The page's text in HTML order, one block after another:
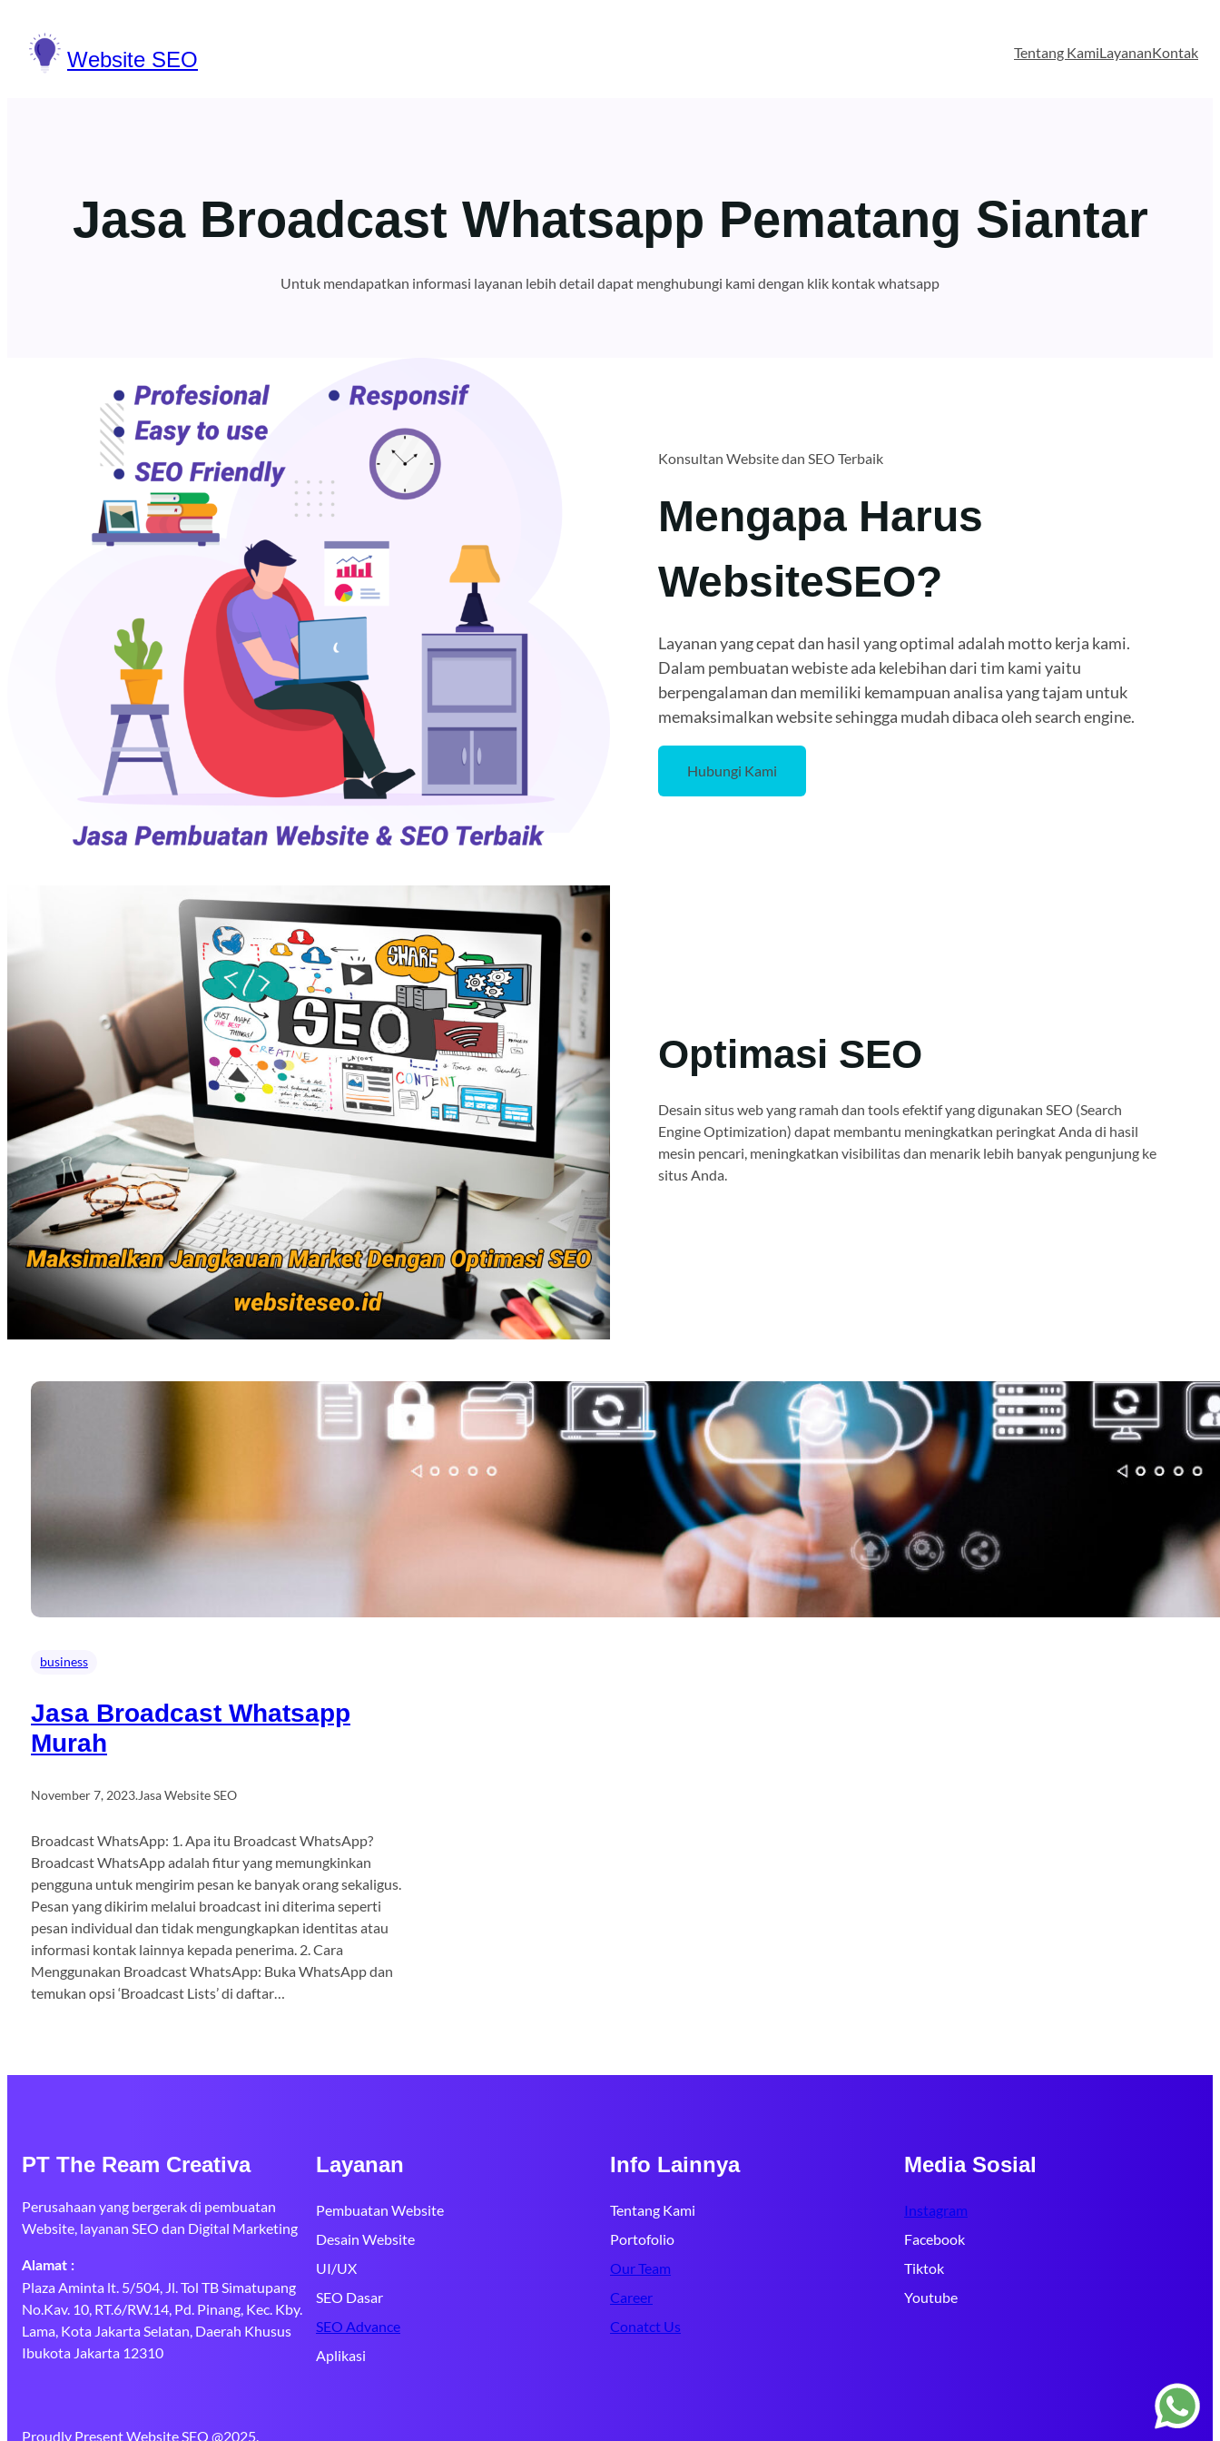
konten
Website SEO Tentang KamiLayananKontak
Jasa Broadcast Whatsapp Pematang Siantar
Untuk mendapatkan informasi layanan lebih detail dapat menghubungi kami dengan klik kontak whatsapp
Konsultan Website dan SEO Terbaik
Mengapa Harus
WebsiteSEO?
Layanan yang cepat dan hasil yang optimal adalah motto kerja kami.
Dalam pembuatan webiste ada kelebihan dari tim kami yaitu
berpengalaman dan memiliki kemampuan analisa yang tajam untuk
memaksimalkan website sehingga mudah dibaca oleh search engine.
Hubungi Kami
Optimasi SEO
Desain situs web yang ramah dan tools efektif yang digunakan SEO (Search
Engine Optimization) dapat membantu meningkatkan peringkat Anda di hasil
mesin pencari, meningkatkan visibilitas dan menarik lebih banyak pengunjung ke
situs Anda.
business
Jasa Broadcast Whatsapp
Murah
November 7, 2023.Jasa Website SEO
Broadcast WhatsApp: 1. Apa itu Broadcast WhatsApp?
Broadcast WhatsApp adalah fitur yang memungkinkan
pengguna untuk mengirim pesan ke banyak orang sekaligus.
Pesan yang dikirim melalui broadcast ini diterima seperti
pesan individual dan tidak mengungkapkan identitas atau
informasi kontak lainnya kepada penerima. 2. Cara
Menggunakan Broadcast WhatsApp: Buka WhatsApp dan
temukan opsi ‘Broadcast Lists’ di daftar…
PT The Ream Creativa
Perusahaan yang bergerak di pembuatan
Website, layanan SEO dan Digital Marketing
Alamat :
Plaza Aminta lt. 5/504, Jl. Tol TB Simatupang
No.Kav. 10, RT.6/RW.14, Pd. Pinang, Kec. Kby.
Lama, Kota Jakarta Selatan, Daerah Khusus
Ibukota Jakarta 12310
Layanan
Pembuatan Website
Desain Website
UI/UX
SEO Dasar
SEO Advance
Aplikasi
Info Lainnya
Tentang Kami
Portofolio
Our Team
Career
Conatct Us
Media Sosial
Instagram
Facebook
Tiktok
Youtube
Proudly Present Website SEO @2025.